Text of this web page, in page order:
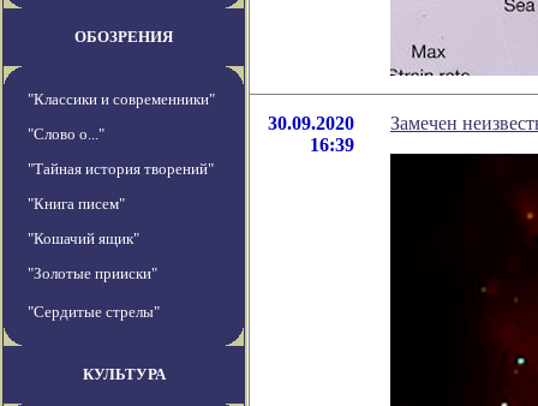
ОБОЗРЕНИЯ
"Классики и современники"
"Слово о..."
"Тайная история творений"
"Книга писем"
"Кошачий ящик"
"Золотые прииски"
"Сердитые стрелы"
КУЛЬТУРА
30.09.2020
16:39
Замечен